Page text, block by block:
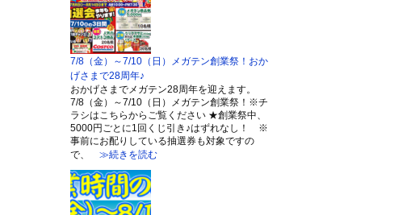
7/8（金）～7/10（日）メガテン創業祭！おか
げさまで28周年♪
おかげさまでメガテン28周年を迎えます。
7/8（金）～7/10（日）メガテン創業祭！※チ
ラシはこちらからご覧ください ★創業祭中、
5000円ごとに1回くじ引き♪はずれなし！ ※
事前にお配りしている抽選券も対象ですの
で、
≫続きを読む